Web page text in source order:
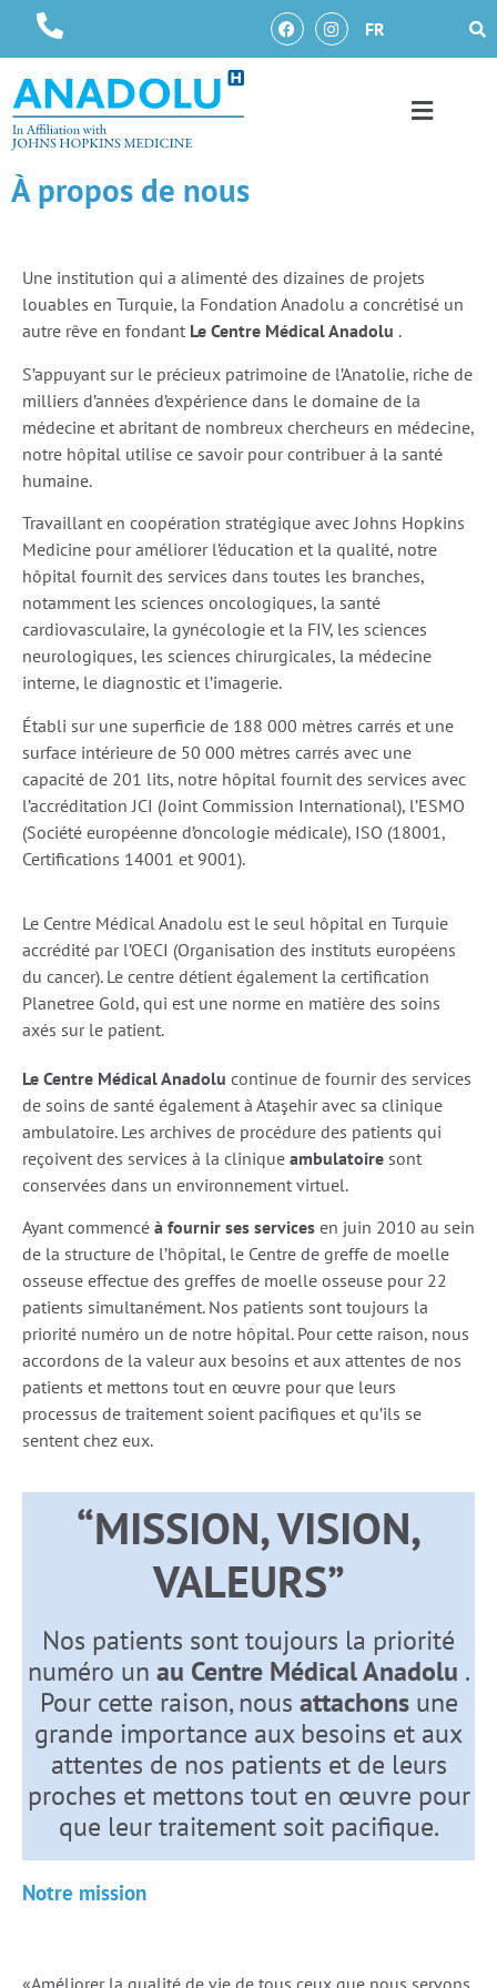
FR
À propos de nous
Une institution qui a alimenté des dizaines de projets
louables en Turquie, la Fondation Anadolu a concrétisé un
autre rêve en fondant Le Centre Médical Anadolu .
S’appuyant sur le précieux patrimoine de l’Anatolie, riche de
milliers d’années d’expérience dans le domaine de la
médecine et abritant de nombreux chercheurs en médecine,
notre hôpital utilise ce savoir pour contribuer à la santé
humaine.
Travaillant en coopération stratégique avec Johns Hopkins
Medicine pour améliorer l’éducation et la qualité, notre
hôpital fournit des services dans toutes les branches,
notamment les sciences oncologiques, la santé
cardiovasculaire, la gynécologie et la FIV, les sciences
neurologiques, les sciences chirurgicales, la médecine
interne, le diagnostic et l’imagerie.
Établi sur une superficie de 188 000 mètres carrés et une
surface intérieure de 50 000 mètres carrés avec une
capacité de 201 lits, notre hôpital fournit des services avec
l’accréditation JCI (Joint Commission International), l’ESMO
(Société européenne d’oncologie médicale), ISO (18001,
Certifications 14001 et 9001).
Le Centre Médical Anadolu est le seul hôpital en Turquie
accrédité par l’OECI (Organisation des instituts européens
du cancer). Le centre détient également la certification
Planetree Gold, qui est une norme en matière des soins
axés sur le patient.
Le Centre Médical Anadolu continue de fournir des services
de soins de santé également à Ataşehir avec sa clinique
ambulatoire. Les archives de procédure des patients qui
reçoivent des services à la clinique ambulatoire sont
conservées dans un environnement virtuel.
Ayant commencé à fournir ses services en juin 2010 au sein
de la structure de l’hôpital, le Centre de greffe de moelle
osseuse effectue des greffes de moelle osseuse pour 22
patients simultanément. Nos patients sont toujours la
priorité numéro un de notre hôpital. Pour cette raison, nous
accordons de la valeur aux besoins et aux attentes de nos
patients et mettons tout en œuvre pour que leurs
processus de traitement soient pacifiques et qu’ils se
sentent chez eux.
“MISSION, VISION,
VALEURS”
Nos patients sont toujours la priorité
numéro un au Centre Médical Anadolu .
Pour cette raison, nous attachonsune
grande importance aux besoins et aux
attentes de nos patients et de leurs
proches et mettons tout en œuvre pour
que leur traitement soit pacifique.
Notre mission
«Améliorer la qualité de vie de tous ceux que nous servons